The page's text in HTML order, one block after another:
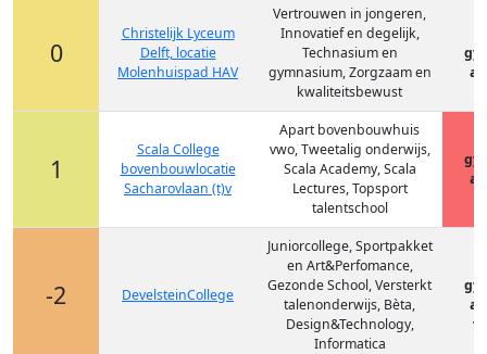
0
Christelijk Lyceum
Delft, locatie
Molenhuispad HAV
Vertrouwen in jongeren,
Innovatief en degelijk,
Technasium en
gymnasium, Zorgzaam en
kwaliteitsbewust
1
Scala College
bovenbouwlocatie
Sacharovlaan (t)v
Apart bovenbouwhuis
vwo, Tweetalig onderwijs,
Scala Academy, Scala
Lectures, Topsport
talentschool
-2 DevelsteinCollege
Juniorcollege, Sportpakket
en Art&Perfomance,
Gezonde School, Versterkt
talenonderwijs, Bèta,
Design&Technology,
Informatica